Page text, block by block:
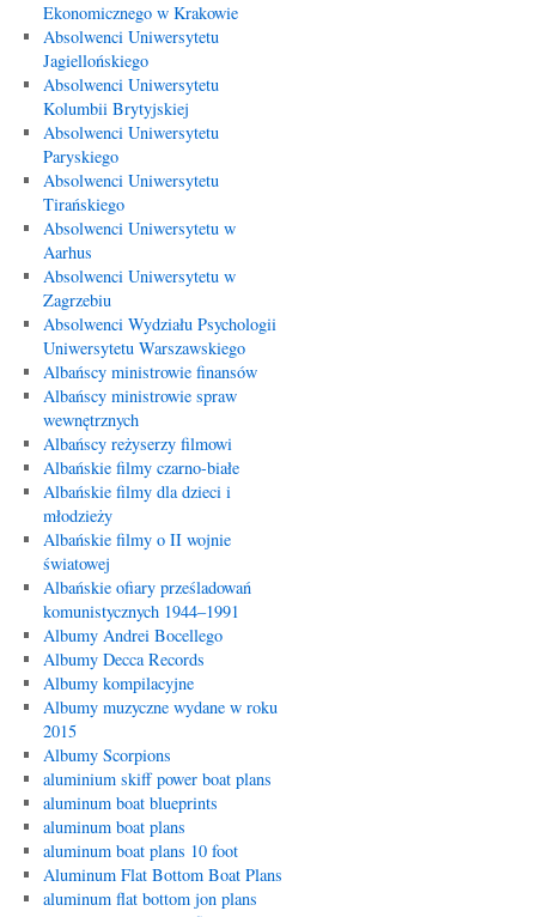
Ekonomicznego w Krakowie
Absolwenci Uniwersytetu
Jagiellońskiego
Absolwenci Uniwersytetu
Kolumbii Brytyjskiej
Absolwenci Uniwersytetu
Paryskiego
Absolwenci Uniwersytetu
Tirańskiego
Absolwenci Uniwersytetu w
Aarhus
Absolwenci Uniwersytetu w
Zagrzebiu
Absolwenci Wydziału Psychologii
Uniwersytetu Warszawskiego
Albańscy ministrowie finansów
Albańscy ministrowie spraw
wewnętrznych
Albańscy reżyserzy filmowi
Albańskie filmy czarno-białe
Albańskie filmy dla dzieci i
młodzieży
Albańskie filmy o II wojnie
światowej
Albańskie ofiary prześladowań
komunistycznych 1944–1991
Albumy Andrei Bocellego
Albumy Decca Records
Albumy kompilacyjne
Albumy muzyczne wydane w roku
2015
Albumy Scorpions
aluminium skiff power boat plans
aluminum boat blueprints
aluminum boat plans
aluminum boat plans 10 foot
Aluminum Flat Bottom Boat Plans
aluminum flat bottom jon plans